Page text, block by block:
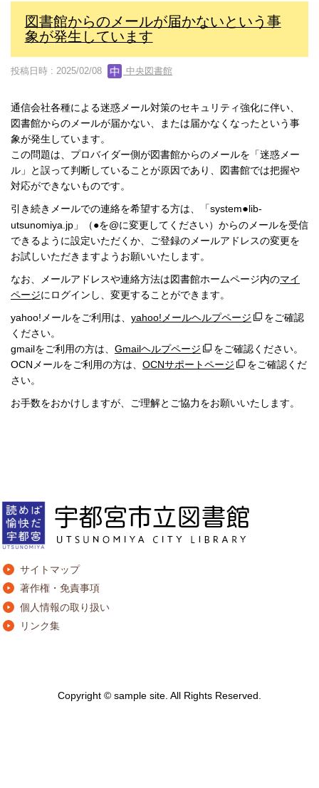
図書館からのメールが届かないという事
象が発生しています
投稿日時 : 2025/02/08 中央図書館
通信会社各種による迷惑メール対策のセキュリティ強化に伴い、
図書館からのメールが届かない、または届かなくなったという事
象が発生しています。
この問題は、プロバイダー側が図書館からのメールを「迷惑メー
ル」と誤って判断していることが原因であり、図書館では把握や
対応ができないものです。
引き続きメールでの連絡を希望する方は、「system●lib-
utsunomiya.jp」（●を@に変更してください）からのメールを受信
できるように設定いただくか、ご登録のメールアドレスの変更を
お試しいただきますようお願いいたします。
なお、メールアドレスや連絡方法は図書館ホームページ内のマイ
ページにログインし、変更することができます。
yahoo!メールをご利用は、 yahoo!メールヘルプページ
をご確認
ください。
gmailをご利用の方は、 Gmailヘルプページ
をご確認ください。
OCNメールをご利用の方は、 OCNサポートページ
をご確認くだ
さい。
お手数をおかけしますが、ご理解とご協力をお願いいたします。
サイトマップ
著作権・免責事項
個人情報の取り扱い
リンク集
Copyright © sample site. All Rights Reserved.